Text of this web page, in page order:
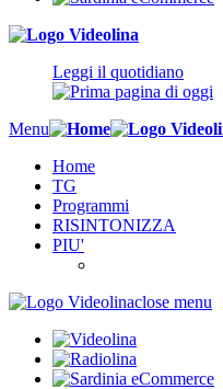
Leggi il quotidiano
Menu
Home
TG
Programmi
RISINTONIZZA
PIU'
close menu